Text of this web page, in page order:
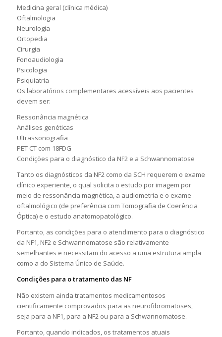
Medicina geral (clínica médica)
Oftalmologia
Neurologia
Ortopedia
Cirurgia
Fonoaudiologia
Psicologia
Psiquiatria
Os laboratórios complementares acessíveis aos pacientes
devem ser:
Ressonância magnética
Análises genéticas
Ultrassonografia
PET CT com 18FDG
Condições para o diagnóstico da NF2 e a Schwannomatose
Tanto os diagnósticos da NF2 como da SCH requerem o exame
clínico experiente, o qual solicita o estudo por imagem por
meio de ressonância magnética, a audiometria e o exame
oftalmológico (de preferência com Tomografia de Coerência
Óptica) e o estudo anatomopatológico.
Portanto, as condições para o atendimento para o diagnóstico
da NF1, NF2 e Schwannomatose são relativamente
semelhantes e necessitam do acesso a uma estrutura ampla
como a do Sistema Único de Saúde.
Condições para o tratamento das NF
Não existem ainda tratamentos medicamentosos
cientificamente comprovados para as neurofibromatoses,
seja para a NF1, para a NF2 ou para a Schwannomatose.
Portanto, quando indicados, os tratamentos atuais